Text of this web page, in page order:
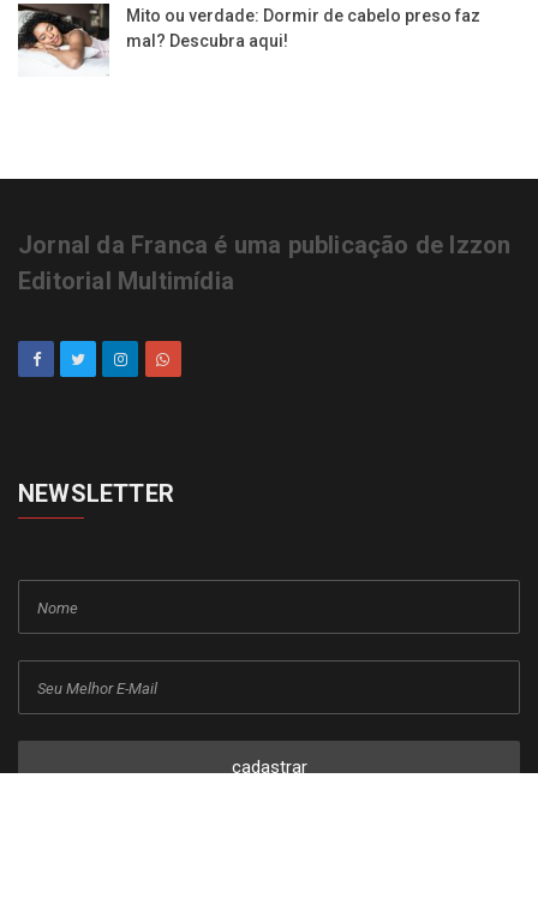
Mito ou verdade: Dormir de cabelo preso faz
mal? Descubra aqui!
Jornal da Franca é uma publicação de Izzon
Editorial Multimídia
NEWSLETTER
cadastrar